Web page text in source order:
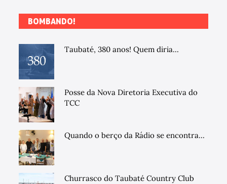
BOMBANDO!
Taubaté, 380 anos! Quem diria...
Posse da Nova Diretoria Executiva do
TCC
Quando o berço da Rádio se encontra...
Churrasco do Taubaté Country Club